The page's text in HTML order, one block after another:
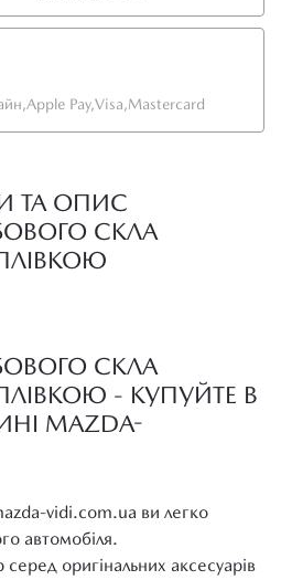
Apple Pay,Visa,Mastercard
ТА ОПИС
СКЛА
СКЛА
- КУПУЙТЕ В
MAZDA-
vidi.com.ua ви легко
автомобіля.
серед оригінальних аксесуарів